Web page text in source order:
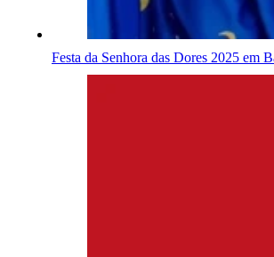
Festa da Senhora das Dores 2025 em